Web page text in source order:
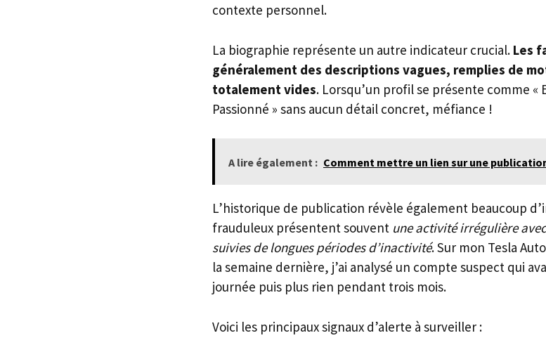
contexte personnel.
La biographie représente un autre indicateur crucial. Les
généralement des descriptions vagues, remplies de
totalement vides. Lorsqu’un profil se présente comme «
Passionné » sans aucun détail concret, méfiance !
A lire également : Comment mettre un lien sur une
L’historique de publication révèle également beaucoup
frauduleux présentent souvent une activité irrégulière
suivies de longues périodes d’inactivité. Sur mon Tesla
la semaine dernière, j’ai analysé un compte suspect qui
journée puis plus rien pendant trois mois.
Voici les principaux signaux d’alerte à surveiller :